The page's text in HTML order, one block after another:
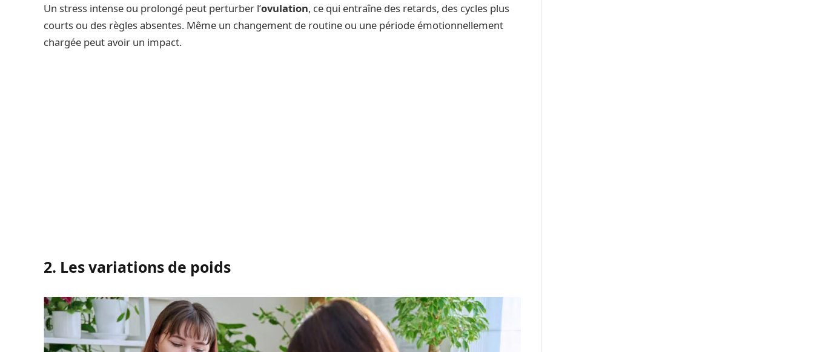
Un stress intense ou prolongé peut perturber l’ovulation, ce qui entraîne des retards, des cycles plus
courts ou des règles absentes. Même un changement de routine ou une période émotionnellement
chargée peut avoir un impact.
2. Les variations de poids